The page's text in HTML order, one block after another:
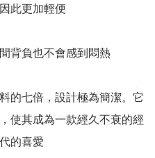
此更加輕便
背負也不會感到悶熱
的七倍，設計極為簡潔。它
使其成為一款經久不衰的經
的喜愛